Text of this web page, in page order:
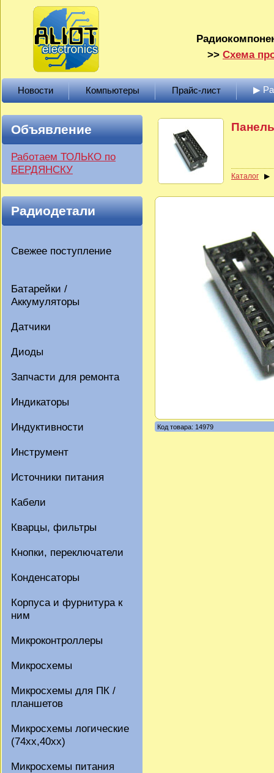
>> Схема
Новости Компьютеры Прайс-лист ▶
Объявление
Работаем ТОЛЬКО по
БЕРДЯНСКУ
Радиодетали
Свежее поступление
Батарейки /
Аккумуляторы
Датчики
Диоды
Запчасти для ремонта
Индикаторы
Индуктивности
Инструмент
Источники питания
Кабели
Кварцы, фильтры
Кнопки, переключатели
Конденсаторы
Корпуса и фурнитура к
ним
Микроконтроллеры
Микросхемы
Микросхемы для ПК /
планшетов
Микросхемы логические
(74xx,40xx)
Микросхемы питания
Каталог
Код товара: 14979